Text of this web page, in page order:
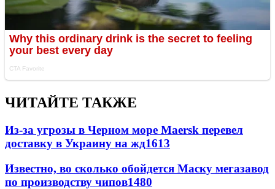
ЧИТАЙТЕ ТАКЖЕ
Из-за угрозы в Черном море Maersk перевел
доставку в Украину на жд1613
Известно, во сколько обойдется Маску мегазавод
по производству чипов1480